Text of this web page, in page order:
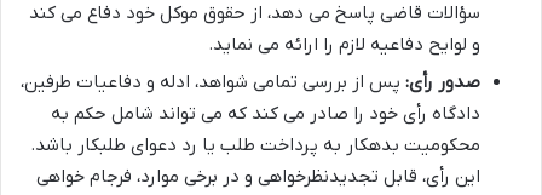
سؤالات قاضی پاسخ می دهد، از حقوق موکل خود دفاع می کند
و لوایح دفاعیه لازم را ارائه می نماید.
صدور رأی: پس از بررسی تمامی شواهد، ادله و دفاعیات طرفین،
دادگاه رأی خود را صادر می کند که می تواند شامل حکم به
محکومیت بدهکار به پرداخت طلب یا رد دعوای طلبکار باشد.
این رأی، قابل تجدیدنظرخواهی و در برخی موارد، فرجام خواهی